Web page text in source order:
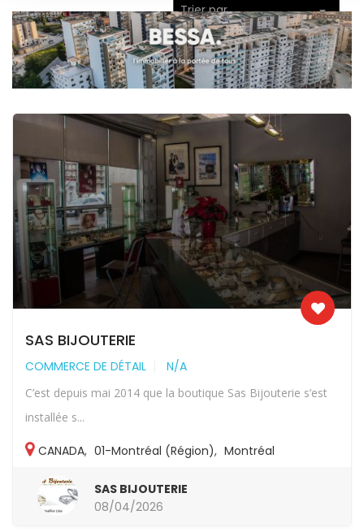
Trier par
SAS BIJOUTERIE
COMMERCE DE DÉTAIL N/A
C’est depuis mai 2014 que la boutique Sas Bijouterie s’est
installée s...
CANADA, 01-Montréal (Région), Montréal
SAS BIJOUTERIE
08/04/2026